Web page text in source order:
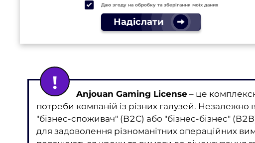
Даю згоду на обробку та зберігання моїх даних
Надіслати
Anjouan Gaming License – це
потреби компаній із різних галузей. Незалежно
"бізнес-споживач" (B2C) або "бізнес-бізнес"
для задоволення різноманітних операційних